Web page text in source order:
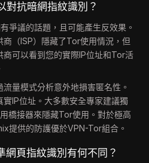
對抗暗網指紋識別？
爭議的話題，且可能產生反效果。
（ISP）隱藏了Tor使用情況，但
可以看到您的實際IP位址和Tor活
量模式分析意外地損害匿名性。
IP位址。大多數安全專家建議獨
橋接器來隱藏Tor使用。對於極高
提供的防護優於VPN-Tor組合。
網頁指紋識別有何不同？